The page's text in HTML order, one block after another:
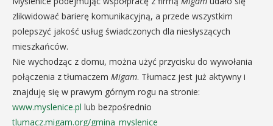
zlikwidować barierę komunikacyjną, a przede wszystkim
polepszyć jakość usług świadczonych dla niesłyszących
mieszkańców.
Nie wychodząc z domu, można użyć przycisku do wywołania
połączenia z tłumaczem Migam. Tłumacz jest już aktywny i
znajduję się w prawym górnym rogu na stronie:
www.myslenice.pl lub bezpośrednio
tlumacz.migam.org/gmina_myslenice